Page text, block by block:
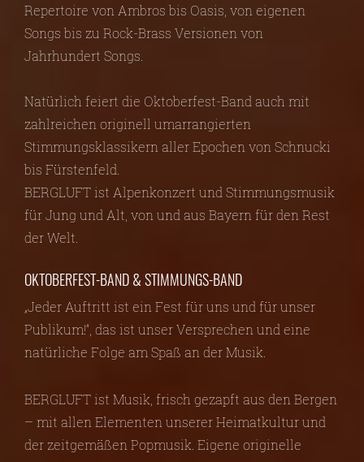
Repertoire von Ambros bis Oasis, von eigenen
Songs bis zu Rock-Brass Versionen von
Jahrhundert Songs.
Natürlich feiert die Oktoberfest-Band auch mit
zahlreichen originell umarrangierten
Stimmungsklassikern aller Epochen von Schnucki
bis Fürstenfeld.
BERGLUFT ist Alpenkonzert und Stimmungsmusik
für Jung und Alt, von und aus Bayern für den Rest
der Welt.
OKTOBERFEST-BAND & STIMMUNGS-BAND
„Jeder Auftritt ist ein Fest für uns und für unser
Publikum!“, das ist unser Versprechen und eine
natürliche Folge am Spaß an der Musik.
BERGLUFT ist Musik, frisch gezapft aus den Bergen
– mit allen Elementen unserer Heimatkultur und
der zeitgemäßen Popmusik. Eigene originelle